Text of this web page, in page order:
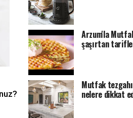
Arzum'la
şaşırtan
Mutfak
nelere dikkat